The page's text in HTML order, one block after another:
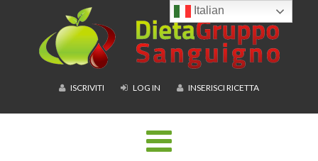
ISCRIVITI LOG IN INSERISCI RICETTA
Toggle
navigation
Italian